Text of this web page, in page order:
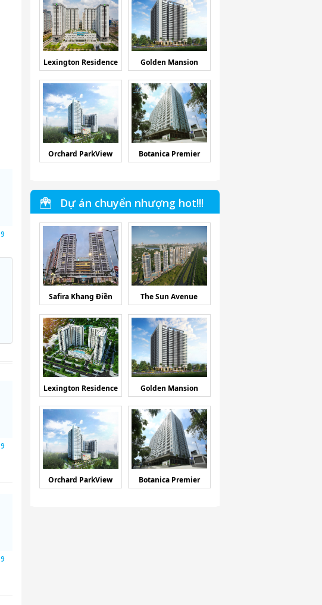
Lexington Residence Golden Mansion
Orchard ParkView Botanica Premier
Dự án chuyển nhượng hot!!!
Safira Khang Điền The Sun Avenue
Lexington Residence Golden Mansion
Orchard ParkView Botanica Premier